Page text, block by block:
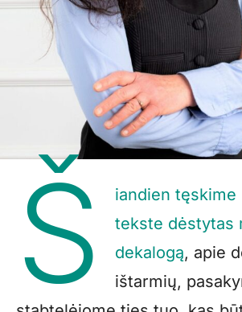
Š
iandien tęskime
tekste dėstytas
dekalogą, apie
ištarmių,